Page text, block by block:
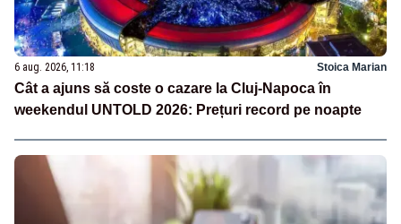
6 aug. 2026, 11:18 Stoica Marian
Cât a ajuns să coste o cazare la Cluj-Napoca în
weekendul UNTOLD 2026: Prețuri record pe noapte